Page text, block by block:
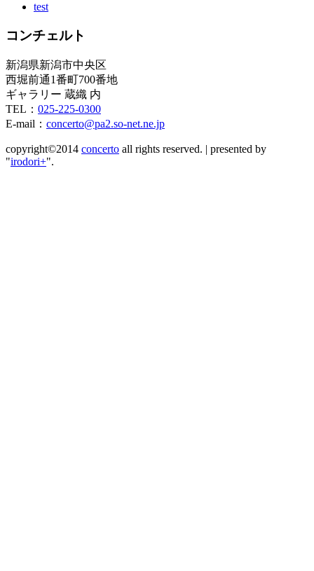
test
コンチェルト
新潟県新潟市中央区
西堀前通1番町700番地
ギャラリー 蔵織 内
TEL： 025-225-0300
E-mail： concerto@pa2.so-net.ne.jp
copyright©2014 concerto all rights reserved. | presented by
"irodori+".